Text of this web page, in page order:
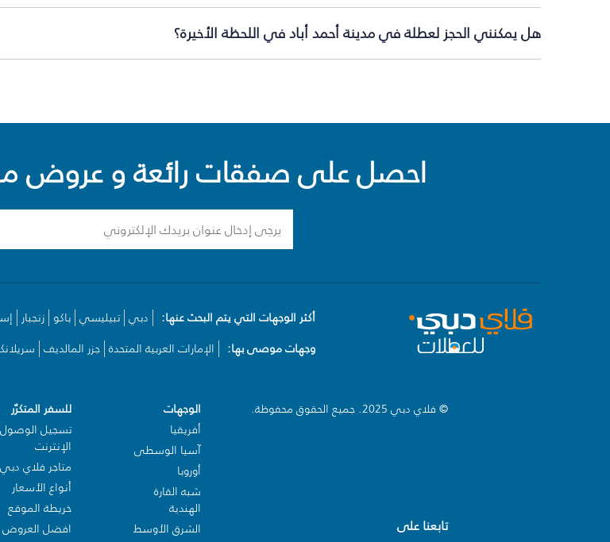
هل يمكنني الحجز لعطلة في مدينة أحمد أباد في اللحظة الأخيرة؟
احصل على صفقات رائعة و عروض
أكثر الوجهات التي يتم البحث عنها: دبي تبيليسي باكو زنجبار
وجهات موصى بها:
الإمارات العربية المتحدة جزر المالديف
© فلاي دبي 2025. جميع الحقوق محفوظة.
تابعنا على
الوجهات
أفريقيا
آسيا الوسطى
أوروبا
شبه القارة
الهندية
الشرق الأوسط
للسفر المتكرّر
تسجيل
الإنترنت
متاجر فلاي
أنواع الأسعار
خريطة الموقع
افضل العروض